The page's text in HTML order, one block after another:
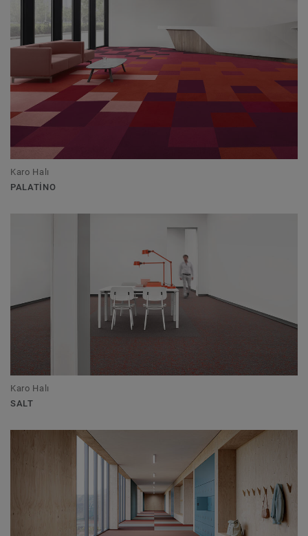
Karo Halı
PALATINO
Karo Halı
SALT